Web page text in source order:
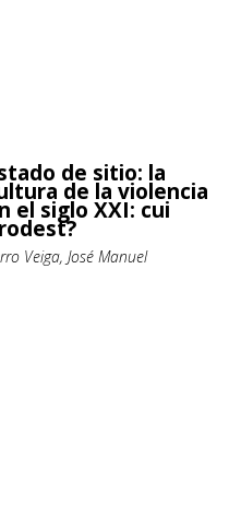
de sitio: la
de la violencia
el siglo XXI: cui
Veiga, José Manuel